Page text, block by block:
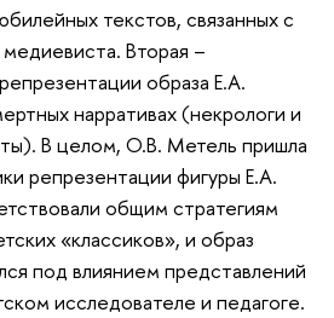
текстов, связанных с
Вторая –
образа Е.А.
нарративах (некрологи и
В целом, О.В. Метель пришла
репрезентации фигуры Е.А.
общим стратегиям
«классиков», и образ
под влиянием представлений
исследователе и педагоге.